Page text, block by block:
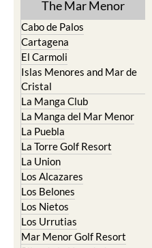
Find more
TOWN or
The Mar Menor
Cabo de Palos
Cartagena
El Carmoli
Islas Menores and Mar de
Cristal
La Manga Club
La Manga del Mar Menor
La Puebla
La Torre Golf Resort